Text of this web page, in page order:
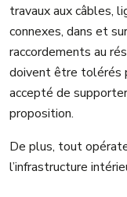
travaux aux câbles,
connexes, dans et
raccordements au
doivent être tolérés
accepté de
proposition.
De plus, tout
l’infrastructure